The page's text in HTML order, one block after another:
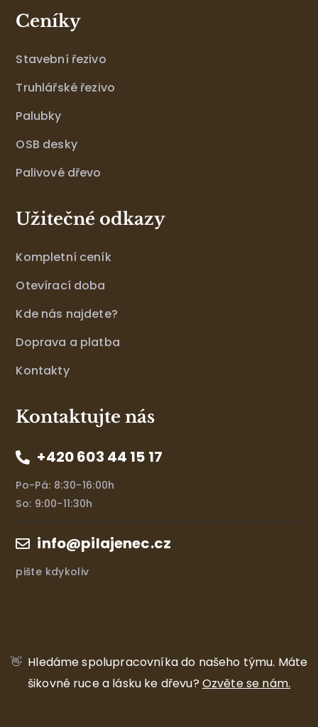
Ceníky
Stavební řezivo
Truhlářské řezivo
Palubky
OSB desky
Palivové dřevo
Užitečné odkazy
Kompletní ceník
Otevírací doba
Kde nás najdete?
Doprava a platba
Kontakty
Kontaktujte nás
+420 603 44 15 17
Po-Pá: 8:30-16:00h
So: 9:00-11:30h
info@pilajenec.cz
pište kdykoliv
👋 Hledáme spolupracovníka do našeho týmu. Máte
šikovné ruce a lásku ke dřevu? Ozvěte se nám.